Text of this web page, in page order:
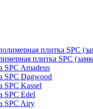
плитка SPC
SPC Amadeus
SPC Dagwood
SPC Kassel
SPC Edel
SPC Airy